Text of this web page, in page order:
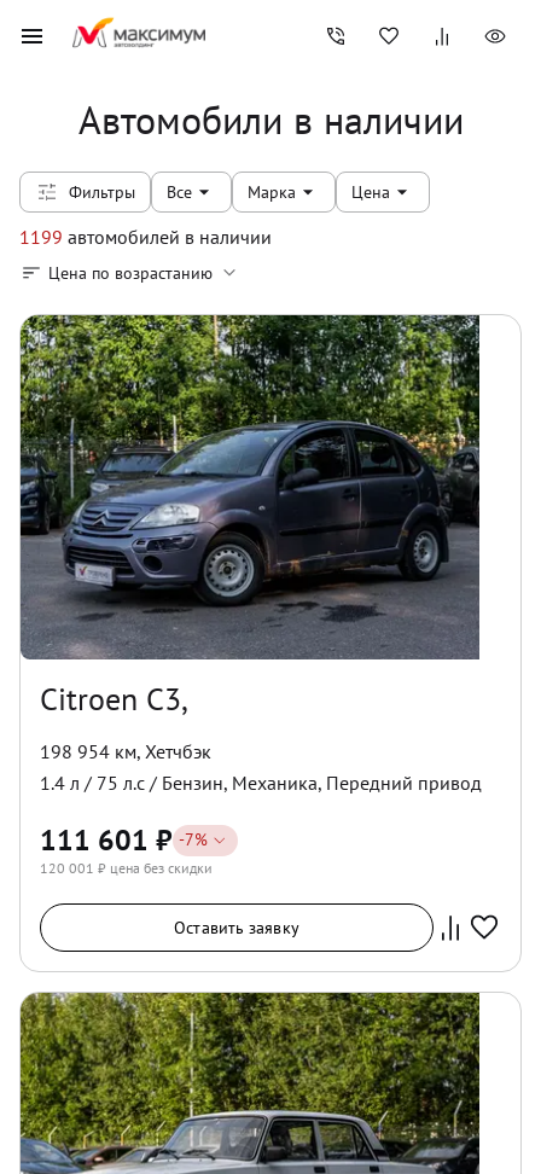
Автомобили в наличии
Фильтры Все Марка Цена
1199 автомобилей в наличии
Цена по возрастанию
Citroen C3,
198 954 км, Хетчбэк
1.4 л / 75 л.с / Бензин, Механика, Передний привод
111 601 ₽ -7%
120 001 ₽ цена без скидки
Оставить заявку